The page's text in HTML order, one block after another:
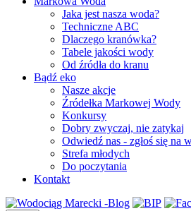
Jaka jest nasza woda?
Techniczne ABC
Dlaczego kranówka?
Tabele jakości wody
Od źródła do kranu
Bądź eko
Nasze akcje
Źródełka Markowej Wody
Konkursy
Dobry zwyczaj, nie zatykaj
Odwiedź nas - zgłoś się na
Strefa młodych
Do poczytania
Kontakt